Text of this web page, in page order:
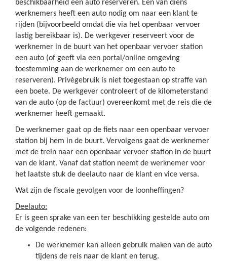
beschikbaarheid een auto reserveren. Eén van diens
werknemers heeft een auto nodig om naar een klant te
rijden (bijvoorbeeld omdat die via het openbaar vervoer
lastig bereikbaar is). De werkgever reserveert voor de
werknemer in de buurt van het openbaar vervoer station
een auto (of geeft via een portal/online omgeving
toestemming aan de werknemer om een auto te
reserveren). Privégebruik is niet toegestaan op straffe van
een boete. De werkgever controleert of de kilometerstand
van de auto (op de factuur) overeenkomt met de reis die de
werknemer heeft gemaakt.
De werknemer gaat op de fiets naar een openbaar vervoer
station bij hem in de buurt. Vervolgens gaat de werknemer
met de trein naar een openbaar vervoer station in de buurt
van de klant. Vanaf dat station neemt de werknemer voor
het laatste stuk de deelauto naar de klant en vice versa.
Wat zijn de fiscale gevolgen voor de loonheffingen?
Deelauto:
Er is geen sprake van een ter beschikking gestelde auto om
de volgende redenen:
De werknemer kan alleen gebruik maken van de auto
tijdens de reis naar de klant en terug.